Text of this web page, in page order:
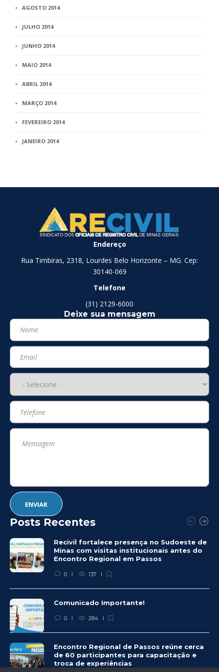
AGOSTO 2014
JULHO 2014
JUNHO 2014
MAIO 2014
ABRIL 2014
MARÇO 2014
FEVEREIRO 2014
JANEIRO 2014
Endereço
Rua Timbiras, 2318, Lourdes Belo Horizonte – MG. Cep:
30140-069
Telefone
(31) 2129-6000
Deixe sua mensagem
Posts Recentes
Recivil fortalece presença no Sudoeste de
Minas com visitas institucionais antes do
Encontro Regional em Passos
0 137
Comunicado Importante!
0 284
Encontro Regional de Passos reúne cerca
de 60 participantes para capacitação e
troca de experiências